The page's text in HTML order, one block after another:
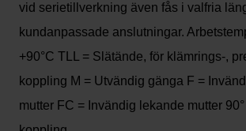
vid serietillverkning även fås i valfria
kundanpassade anslutningar.
+90°C TLL = Slätände, för klämrings-,
koppling M = Utvändig gänga F =
mutter FC = Invändig lekande mutter